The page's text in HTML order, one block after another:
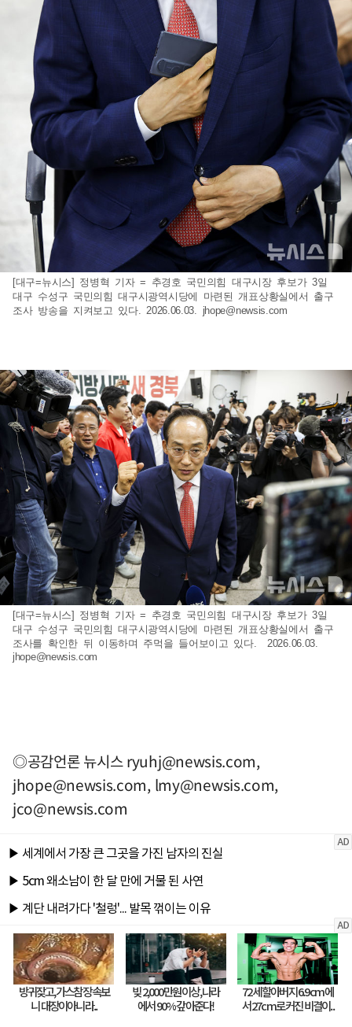
[대구=뉴시스] 정병혁 기자 = 추경호 국민의힘 대구시장 후보가 3일
대구 수성구 국민의힘 대구시광역시당에 마련된 개표상황실에서 출구
조사 방송을 지켜보고 있다. 2026.06.03. jhope@newsis.com
[대구=뉴시스] 정병혁 기자 = 추경호 국민의힘 대구시장 후보가 3일
대구 수성구 국민의힘 대구시광역시당에 마련된 개표상황실에서 출구
조사를 확인한 뒤 이동하며 주먹을 들어보이고 있다. 2026.06.03.
jhope@newsis.com
◎공감언론 뉴시스ryuhj@newsis.com,
jhope@newsis.com, lmy@newsis.com,
jco@newsis.com